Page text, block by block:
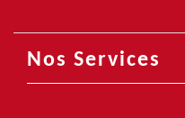
Nos Services